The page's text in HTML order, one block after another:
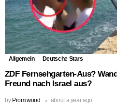
Allgemein Deutsche Stars
ZDF Fernsehgarten-Aus?
Freund nach Israel aus?
by Promiwood about a year ago